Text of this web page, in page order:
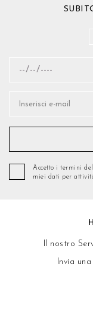
Accetto i termini
miei dati per
Il nostro
Invia